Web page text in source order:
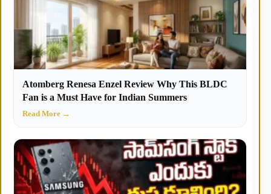
Atomberg Renesa Enzel Review Why This BLDC
Fan is a Must Have for Indian Summers
Read More →